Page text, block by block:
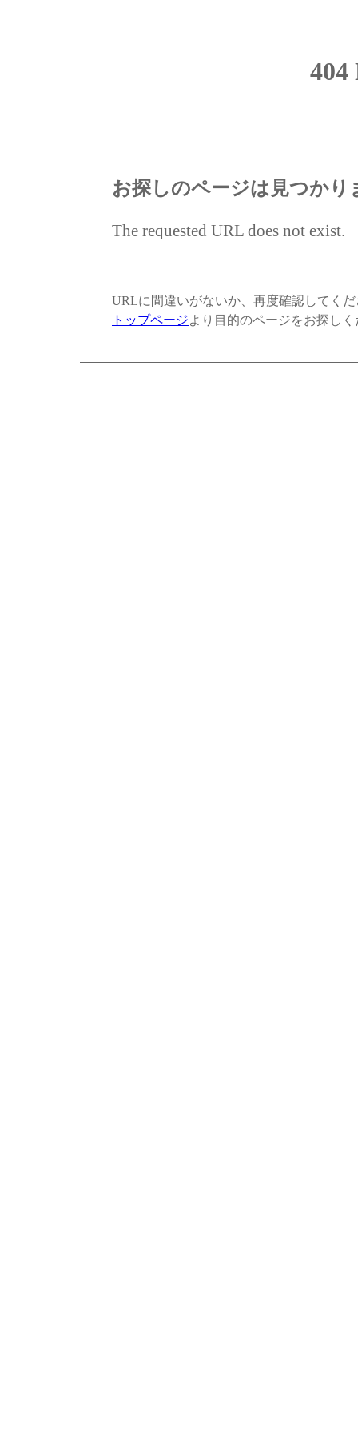
404
お探しのページは見つかり
The requested URL does not exist.
URLに間違いがないか、再度確認してく
トップページより目的のページをお探し